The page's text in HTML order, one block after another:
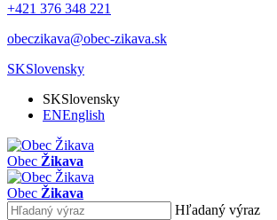
+421 376 348 221
obeczikava@obec-zikava.sk
SKSlovensky
SKSlovensky
ENEnglish
Obec Žikava
Obec Žikava
Hľadaný výraz